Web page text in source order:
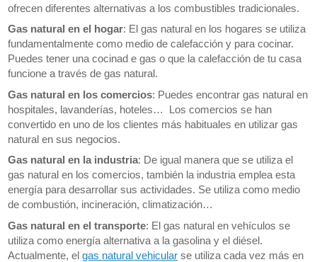
ofrecen diferentes alternativas a los combustibles tradicionales.
Gas natural en el hogar: El gas natural en los hogares se utiliza
fundamentalmente como medio de calefacción y para cocinar.
Puedes tener una cocinad e gas o que la calefacción de tu casa
funcione a través de gas natural.
Gas natural en los comercios: Puedes encontrar gas natural en
hospitales, lavanderías, hoteles… Los comercios se han
convertido en uno de los clientes más habituales en utilizar gas
natural en sus negocios.
Gas natural en la industria: De igual manera que se utiliza el
gas natural en los comercios, también la industria emplea esta
energía para desarrollar sus actividades. Se utiliza como medio
de combustión, incineración, climatización…
Gas natural en el transporte: El gas natural en vehículos se
utiliza como energía alternativa a la gasolina y el diésel.
Actualmente, elgas natural vehicular se utiliza cada vez más en